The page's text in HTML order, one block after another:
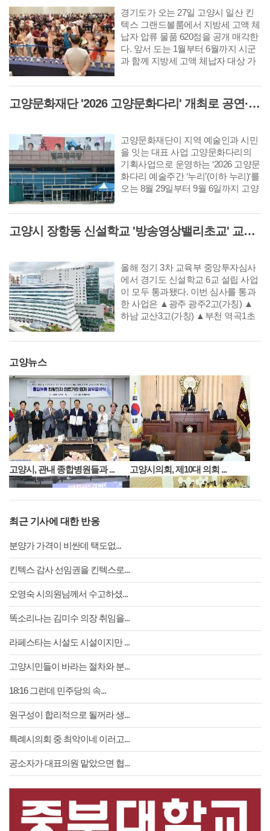
경기도가 오는 27일 고양시 일산 킨
텍스 그랜드볼룸에서 지방세 고액 체
납자 압류 물품 620점을 공개 매각한
다. 앞서 도는 1월부터 6월까지 시군
과 함께 지방세 고액 체납자 대상 가
대상 물품을 압류했다. 매각 대상은
명품 시계 28점, 명품 가방 171점, 순
금 팔찌 등 귀금속 265점과 미술품,
위블로 시계와 650만 원의 롤렉스 시
계, 450만원의 샤넬 가방, 912만원의
순금 팔찌 등이 있다.
고양문화재단 '2026 고양문화다리' 개최로 공연·시각 등 다채로운 무대 선보여
고양문화재단이 지역 예술인과 시민
을 잇는 대표 사업 고양문화다리의
기획사업으로 운영하는 ‘2026 고양문
화다리 예술주간 ‘누리’(이하 누리)‘를
오는 8월 29일부터 9월 6일까지 고양
리)에서 개최한다. 예술주간 ‘누리’는
지난해 처음 선보인 고양문화다리의
기획사업으로 시민이 예술을 일상에
련된 사업이다. 올해는 기존 공연·전
통 중심에서 시각 분야까지 지원 범
위를 한층 확대했다.
고양시 장항동 신설학교 '방송영상밸리초교' 교육부 심사 통과··2030년 개교
올해 정기 3차 교육부 중앙투자심사
에서 경기도 신설학교 6교 설립 사업
이 모두 통과됐다. 이번 심사를 통과
한 사업은 ▲광주 광주2고(가칭) ▲
하남 교산3고(가칭) ▲부천 역곡1초
신길1초(가칭) ▲고양 방송영상밸리
고양뉴스
고양시, 관내 종합병원들과 ... 고양시의회, 제10대 의회 ...
민경선 고양시장, LIH 한...
민경선 고양시장, 경기도지사...
제10대 고양시의회 의원 첫...
최근 기사에 대한 반응
분양가 가격이 비싼데 택도없...
킨텍스 감사 선임권을 킨텍스로...
오영숙 시의원님께서 수고하셨...
똑소리나는 김미수 의장 취임을...
라페스타는 시설도 시설이지만 ...
고양시민들이 바라는 절차와 분...
18:16 그런데 민주당의 속...
원구성이 합리적으로 될꺼라 생...
특례시의회 중 최악이네 이러고...
공소자가 대표의원 맡았으면 협...